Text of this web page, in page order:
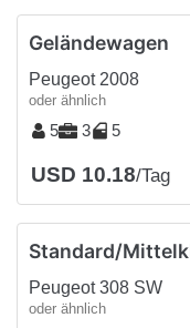
Geländewagen
Peugeot 2008
oder ähnlich
5 3 5
USD 10.18/Tag
Standard/
Peugeot 308 SW
oder ähnlich